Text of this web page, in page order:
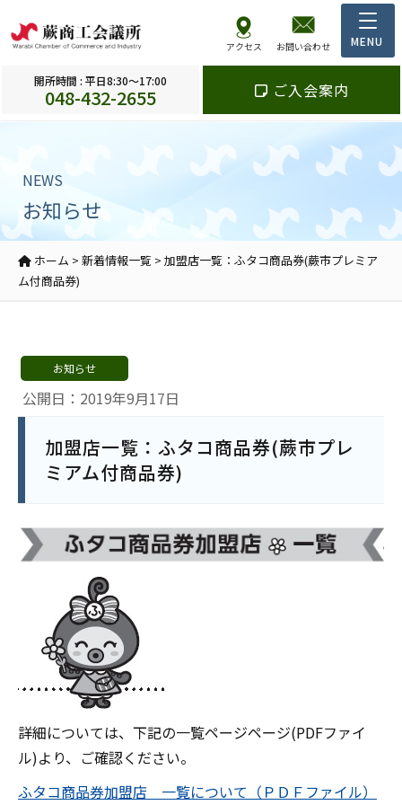
アクセス お問い合わせ
開所時間 : 平日8:30～17:00
048-432-2655 ご入会案内
NEWS
お知らせ
ホーム > 新着情報一覧 > 加盟店一覧：ふタコ商品券(蕨市プレミア
ム付商品券)
公開日：2019年9月17日
お知らせ
加盟店一覧：ふタコ商品券(蕨市プレ
ミアム付商品券)
詳細については、下記の一覧ページページ(PDFファイ
ル)より、ご確認ください。
ふタコ商品券加盟店 一覧について（ＰＤＦファイル）